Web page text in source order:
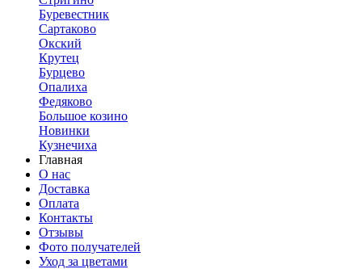
Буревестник
Сартаково
Окский
Крутец
Бурцево
Опалиха
Федяково
Большое козино
Новинки
Кузнечиха
Главная
О нас
Доставка
Оплата
Контакты
Отзывы
Фото получателей
Уход за цветами